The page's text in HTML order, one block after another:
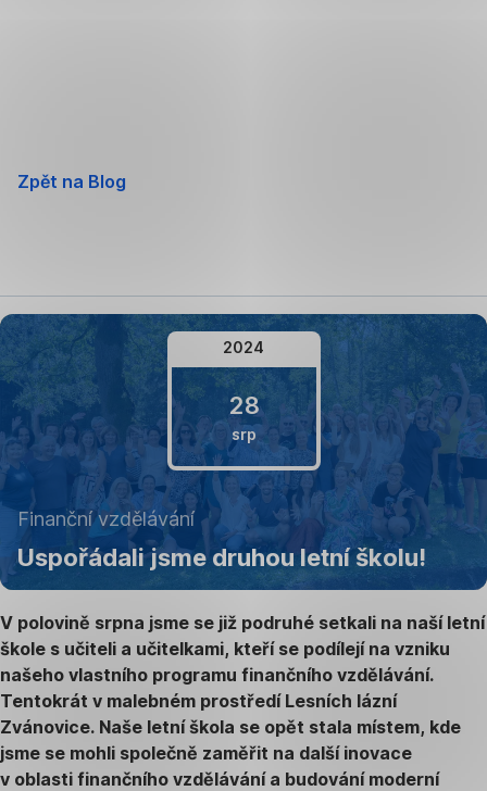
Zpět na Blog
2024
28
srp
28.
srpna
2024
Finanční vzdělávání
Uspořádali jsme druhou letní školu!
V polovině srpna jsme se již podruhé setkali na naší letní
škole s učiteli a učitelkami, kteří se podílejí na vzniku
našeho vlastního programu finančního vzdělávání.
Tentokrát v malebném prostředí Lesních lázní
Zvánovice. Naše letní škola se opět stala místem, kde
jsme se mohli společně zaměřit na další inovace
v oblasti finančního vzdělávání a budování moderní